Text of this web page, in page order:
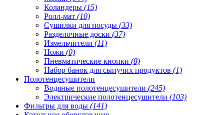
Коландеры (15)
Ролл-мат (10)
Сушилки для посуды (33)
Разделочные доски (37)
Измельчители (11)
Ножи (0)
Пневматические кнопки (8)
Набор банок для сыпучих продуктов (1)
Полотенцесушители
Водяные полотенцесушители (245)
Электрические полотенцесушители (103)
Фильтры для воды (141)